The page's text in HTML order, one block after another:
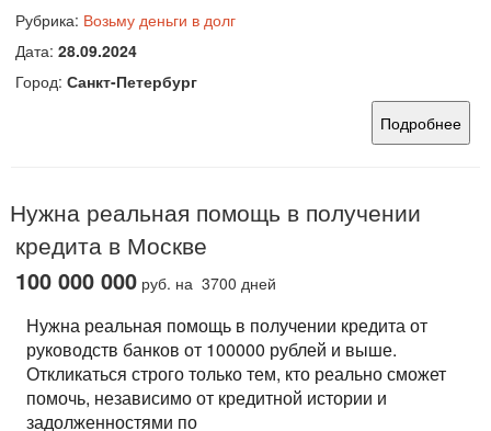
Рубрика: Возьму деньги в долг
Дата: 28.09.2024
Город: Санкт-Петербург
Подробнее
Нужна реальная помощь в получении
кредита в Москве
100 000 000 руб. на 3700 дней
Нужна реальная помощь в получении кредита от
руководств банков от 100000 рублей и выше.
Откликаться строго только тем, кто реально сможет
помочь, независимо от кредитной истории и
задолженностями по